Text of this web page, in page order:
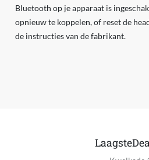
Bluetooth op je apparaat is
opnieuw te koppelen, of reset de
de instructies van de fabrikant.